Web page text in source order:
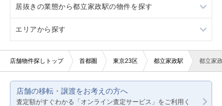
沼袋
ロードサイド物件
看板取り付け可
10坪以下
賃料10万円以下
1階
2階
重飲食
軽飲食
バー・クラブ
サロン（マッサージ・エステ・ネイルなど）
居抜きの業態から都立家政駅の物件を探す
ラーメン
焼肉
カラオケ・パブ・スナック
エリアから探す
東京23区
神奈川
店舗物件探しトップ 首都圏 東京23区 都立家政駅 都立家
店舗の移転・譲渡をお考えの方へ
査定額がすぐわかる「オンライン査定サービス」をご利用く